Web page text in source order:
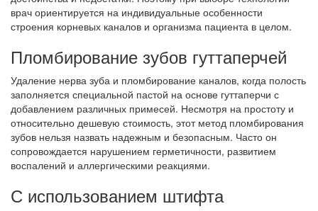
врач ориентируется на индивидуальные особенности
строения корневых каналов и организма пациента в целом.
Пломбирование зубов гуттаперчей
Удаление нерва зуба и пломбирование каналов, когда полость
заполняется специальной пастой на основе гуттаперчи с
добавлением различных примесей. Несмотря на простоту и
относительно дешевую стоимость, этот метод пломбирования
зубов нельзя назвать надежным и безопасным. Часто он
сопровождается нарушением герметичности, развитием
воспалений и аллергическими реакциями.
С использованием штифта